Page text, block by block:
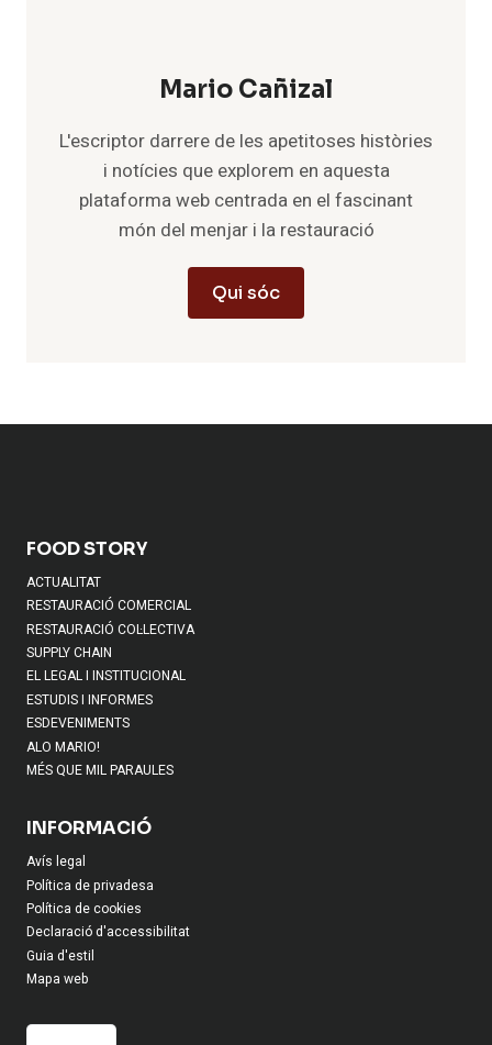
Mario Cañizal
L'escriptor darrere de les apetitoses històries
i notícies que explorem en aquesta
plataforma web centrada en el fascinant
món del menjar i la restauració
Qui sóc
FOOD STORY
ACTUALITAT
RESTAURACIÓ COMERCIAL
RESTAURACIÓ COL·LECTIVA
SUPPLY CHAIN
EL LEGAL I INSTITUCIONAL
ESTUDIS I INFORMES
ESDEVENIMENTS
ALO MARIO!
MÉS QUE MIL PARAULES
INFORMACIÓ
Avís legal
Política de privadesa
Política de cookies
Declaració d'accessibilitat
Guia d'estil
Mapa web